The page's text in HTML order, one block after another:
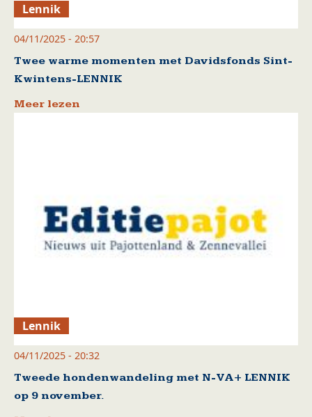
Lennik
04/11/2025 - 20:57
Twee warme momenten met Davidsfonds Sint-
Kwintens-LENNIK
Meer lezen
Lennik
04/11/2025 - 20:32
Tweede hondenwandeling met N-VA+ LENNIK
op 9 november.